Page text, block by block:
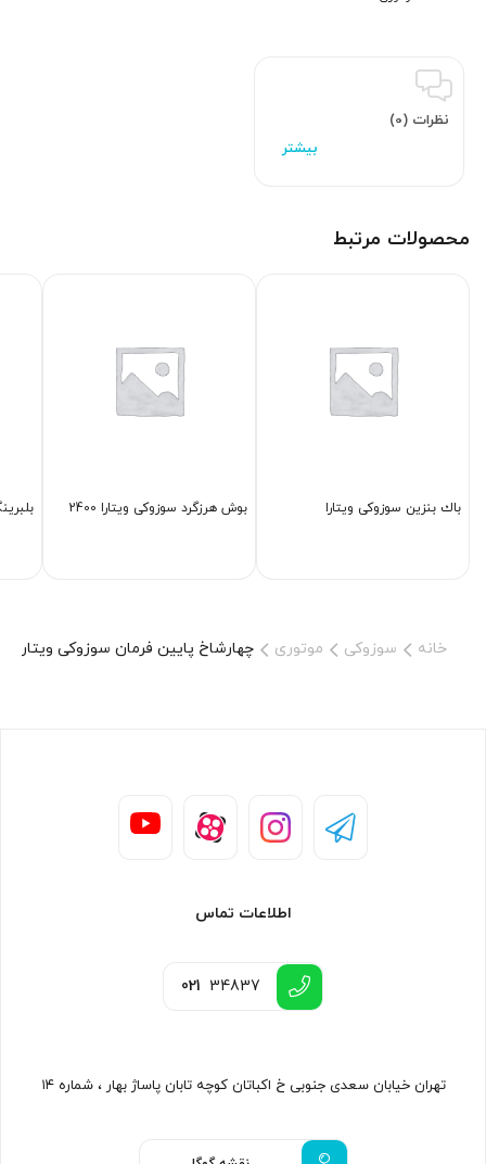
نظرات (0)
محصولات مرتبط
باك بنزین سوزوکی ویتارا بوش هرزگرد سوزوکی ویتارا 2400
خانه سوزوکی موتوری چهارشاخ پایین فرمان سوزوکی ویتارا
اطلاعات تماس
021 34837
تهران خیابان سعدی جنوبی خ اکباتان کوچه تابان پاساژ بهار ، شماره ۱۴